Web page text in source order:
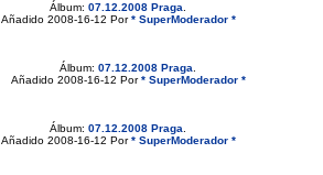
Álbum: 07.12.2008 Praga
Añadido 2008-16-12 Por* SuperModerador *
Álbum: 07.12.2008 Praga
Añadido 2008-16-12 Por* SuperModerador *
Álbum: 07.12.2008 Praga
Añadido 2008-16-12 Por* SuperModerador *